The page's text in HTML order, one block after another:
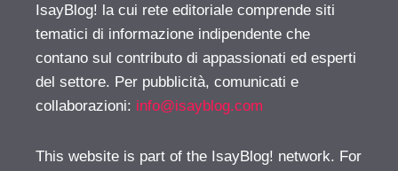
IsayBlog! la cui rete editoriale comprende siti
tematici di informazione indipendente che
contano sul contributo di appassionati ed esperti
del settore. Per pubblicità, comunicati e
collaborazioni: info@isayblog.com
This website is part of the IsayBlog! network. For